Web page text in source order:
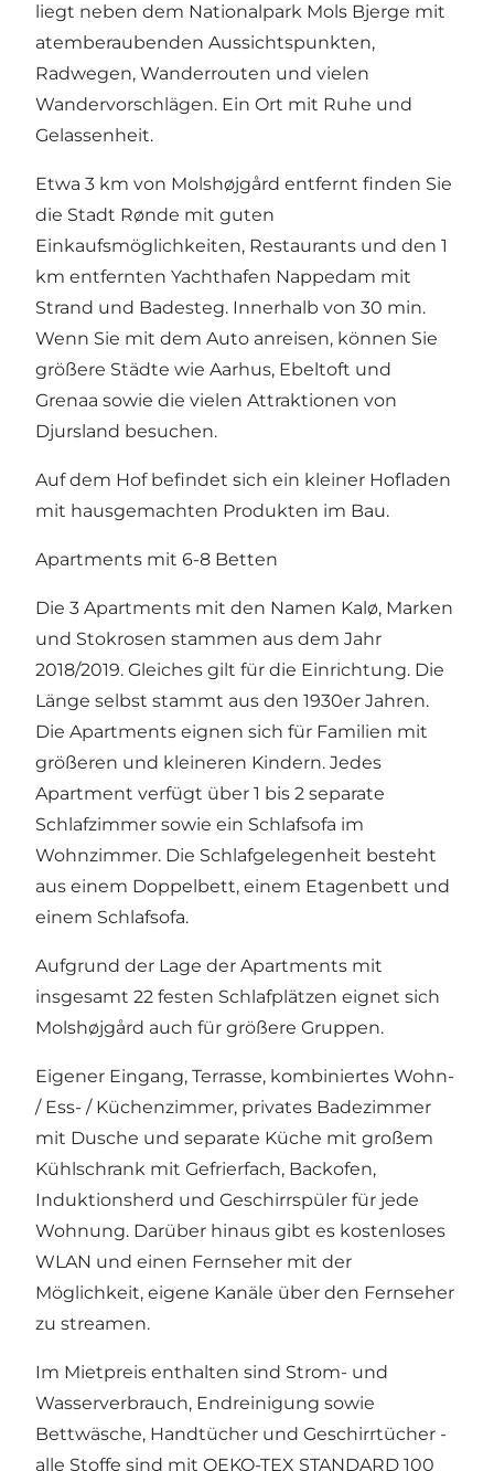
liegt neben dem Nationalpark Mols Bjerge mit
atemberaubenden Aussichtspunkten,
Radwegen, Wanderrouten und vielen
Wandervorschlägen. Ein Ort mit Ruhe und
Gelassenheit.
Etwa 3 km von Molshøjgård entfernt finden Sie
die Stadt Rønde mit guten
Einkaufsmöglichkeiten, Restaurants und den 1
km entfernten Yachthafen Nappedam mit
Strand und Badesteg. Innerhalb von 30 min.
Wenn Sie mit dem Auto anreisen, können Sie
größere Städte wie Aarhus, Ebeltoft und
Grenaa sowie die vielen Attraktionen von
Djursland besuchen.
Auf dem Hof ​​befindet sich ein kleiner Hofladen
mit hausgemachten Produkten im Bau.
Apartments mit 6-8 Betten
Die 3 Apartments mit den Namen Kalø, Marken
und Stokrosen stammen aus dem Jahr
2018/2019. Gleiches gilt für die Einrichtung. Die
Länge selbst stammt aus den 1930er Jahren.
Die Apartments eignen sich für Familien mit
größeren und kleineren Kindern. Jedes
Apartment verfügt über 1 bis 2 separate
Schlafzimmer sowie ein Schlafsofa im
Wohnzimmer. Die Schlafgelegenheit besteht
aus einem Doppelbett, einem Etagenbett und
einem Schlafsofa.
Aufgrund der Lage der Apartments mit
insgesamt 22 festen Schlafplätzen eignet sich
Molshøjgård auch für größere Gruppen.
Eigener Eingang, Terrasse, kombiniertes Wohn-
/ Ess- / Küchenzimmer, privates Badezimmer
mit Dusche und separate Küche mit großem
Kühlschrank mit Gefrierfach, Backofen,
Induktionsherd und Geschirrspüler für jede
Wohnung. Darüber hinaus gibt es kostenloses
WLAN und einen Fernseher mit der
Möglichkeit, eigene Kanäle über den Fernseher
zu streamen.
Im Mietpreis enthalten sind Strom- und
Wasserverbrauch, Endreinigung sowie
Bettwäsche, Handtücher und Geschirrtücher -
alle Stoffe sind mit OEKO-TEX STANDARD 100